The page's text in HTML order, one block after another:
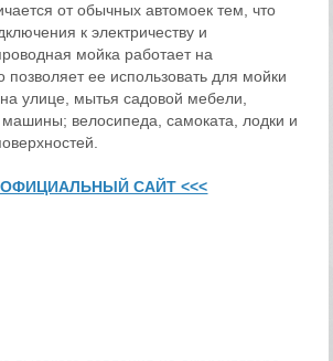
от обычных автомоек тем, что
к электричеству и
мойка работает на
позволяет ее использовать для мойки
улице, мытья садовой мебели,
велосипеда, самоката, лодки и
ОФИЦИАЛЬНЫЙ САЙТ <<<